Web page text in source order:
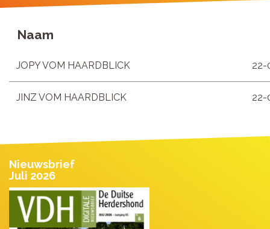
Naam
JOPY VOM HAARDBLICK 22-
JINZ VOM HAARDBLICK 22-
Nieuwsbrief
Juli 2026